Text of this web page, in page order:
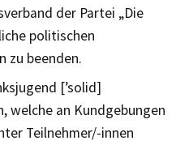
der Partei „Die
politischen
zu beenden.
[’solid]
welche an Kundgebungen
Teilnehmer/-innen